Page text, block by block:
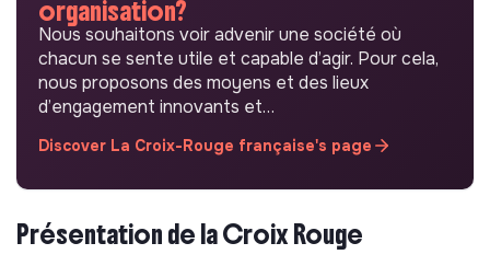
organisation?
Nous souhaitons voir advenir une société où
chacun se sente utile et capable d’agir. Pour cela,
nous proposons des moyens et des lieux
d’engagement innovants et…
Discover La Croix-Rouge française's page
Présentation de la Croix Rouge